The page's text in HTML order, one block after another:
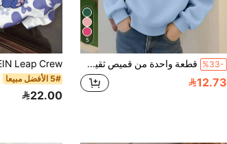
5
%33- قطعة واحدة من قميص ثقيل رياضي مطبوع عليه "ابتسامة" للفتيات المراهقات، قماش ناعم، أسلوب كاجوال متعدد الاستخدامات
12.73 5# الأفضل مبيعا
22.00